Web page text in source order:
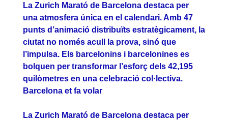
La Zurich Marató de Barcelona destaca per
una atmosfera única en el calendari. Amb 47
punts d’animació distribuïts estratègicament, la
ciutat no només acull la prova, sinó que
l’impulsa. Els barcelonins i barcelonines es
bolquen per transformar l’esforç dels 42,195
quilòmetres en una celebració col·lectiva.
Barcelona et fa volar
La Zurich Marató de Barcelona destaca per